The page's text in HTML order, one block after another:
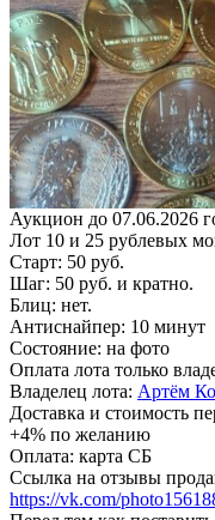
Аукцион до 07.06.2026
Лот 10 и 25 рублевых
Старт: 50 руб.
Шаг: 50 руб. и кратно.
Блиц: нет.
Антиснайпер: 10 минут
Состояние: на фото
Оплата лота только
Владелец лота: Артём
Доставка и стоимость
+4% по желанию
Оплата: карта СБ
Ссылка на отзывы
https://vk.com/